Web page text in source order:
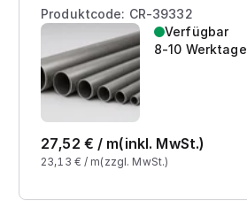
Produktcode: CR-39332
Verfügbar
8-10 Werktage
27,52 € / m(inkl. MwSt.)
23,13 € / m(zzgl. MwSt.)